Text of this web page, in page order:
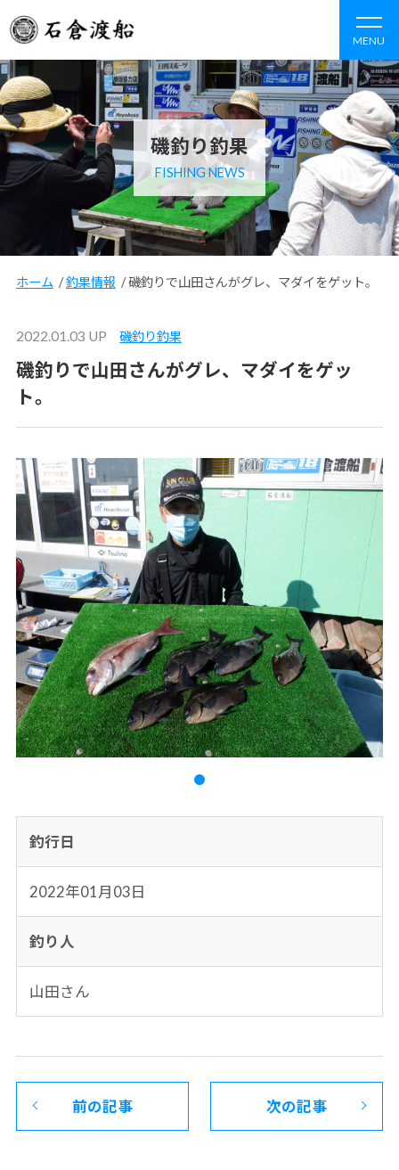
MENU
磯釣り釣果
FISHING NEWS
ホーム /釣果情報 /磯釣りで山田さんがグレ、マダイをゲット。
2022.01.03 UP 磯釣り釣果
磯釣りで山田さんがグレ、マダイをゲッ
ト。
釣行日
2022年01月03日
釣り人
山田さん
前の記事 次の記事